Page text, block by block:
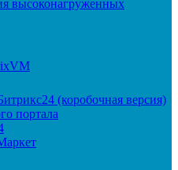
высоконагруженных
(коробочная версия)
портала